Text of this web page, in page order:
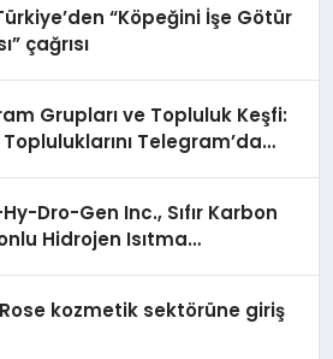
“Köpeğini İşe Götür
çağrısı
Grupları ve Topluluk Keşfi:
Telegram’da
Dro-Gen Inc., Sıfır Karbon
Hidrojen Isıtma
kozmetik sektörüne giriş